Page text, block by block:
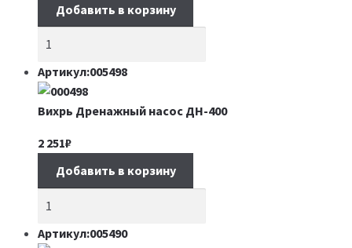
Добавить в корзину
Артикул:005498
Вихрь Дренажный насос ДН-400
2 251₽
Добавить в корзину
Артикул:005490